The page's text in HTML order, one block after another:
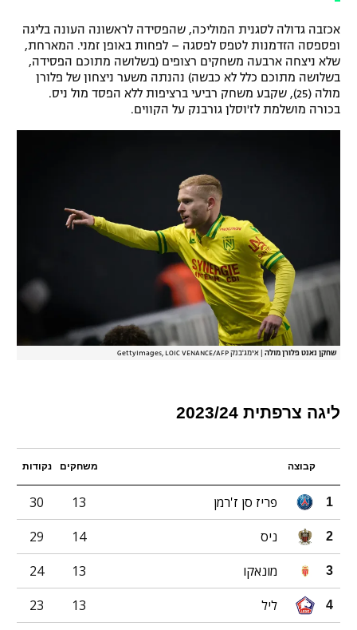
אכזבה גדולה לסגנית המוליכה, שהפסידה לראשונה העונה בליגה
ופספסה הזדמנות לטפס לפסגה – לפחות באופן זמני. המארחת,
שלא ניצחה ארבעה משחקים רצופים (בשלושה מתוכם הפסידה,
בשלושה מתוכם כלל לא כבשה) נהנתה משער ניצחון של פלורן
מולה (25), שקבע משחק רביעי ברציפות ללא הפסד מול ניס.
בכורה מושלמת לז'וסלן גורבנק על הקווים.
שחקן נאנט פלורן מולה אימג'בנק GettyImages, LOIC VENANCE/AFP
ליגה צרפתית 2023/24
קבוצה משחקים נקודות
1 פריז סן ז'רמן 13
30
2 ניס 14
29
3 מונאקו 13
24
4 ליל 13
23